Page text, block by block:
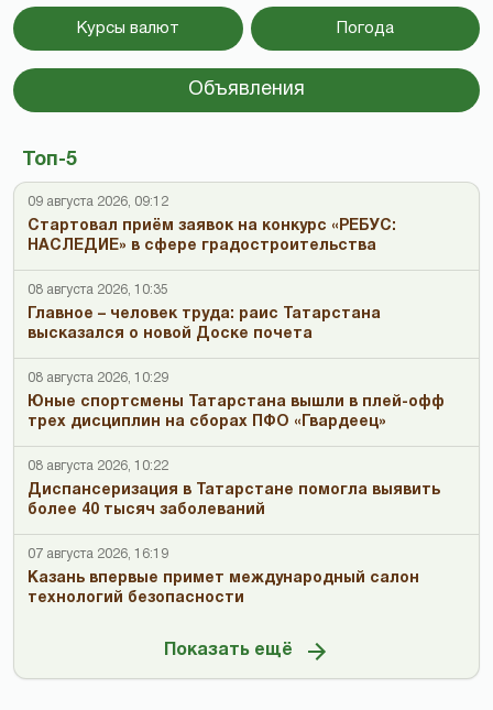
Курсы валют Погода
Объявления
Топ-5
09 августа 2026, 09:12
Стартовал приём заявок на конкурс «РЕБУС:
НАСЛЕДИЕ» в сфере градостроительства
08 августа 2026, 10:35
Главное – человек труда: раис Татарстана
высказался о новой Доске почета
08 августа 2026, 10:29
Юные спортсмены Татарстана вышли в плей-офф
трех дисциплин на сборах ПФО «Гвардеец»
08 августа 2026, 10:22
Диспансеризация в Татарстане помогла выявить
более 40 тысяч заболеваний
07 августа 2026, 16:19
Казань впервые примет международный салон
технологий безопасности
Показать ещё